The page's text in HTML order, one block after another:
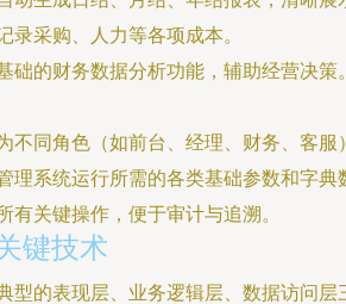
录采购、人力等各项成本。
础的财务数据分析功能，辅助经营决策。
不同角色（如前台、经理、财务、客服
理系统运行所需的各类基础参数和字典
有关键操作，便于审计与追溯。
键技术
型的表现层、业务逻辑层、数据访问